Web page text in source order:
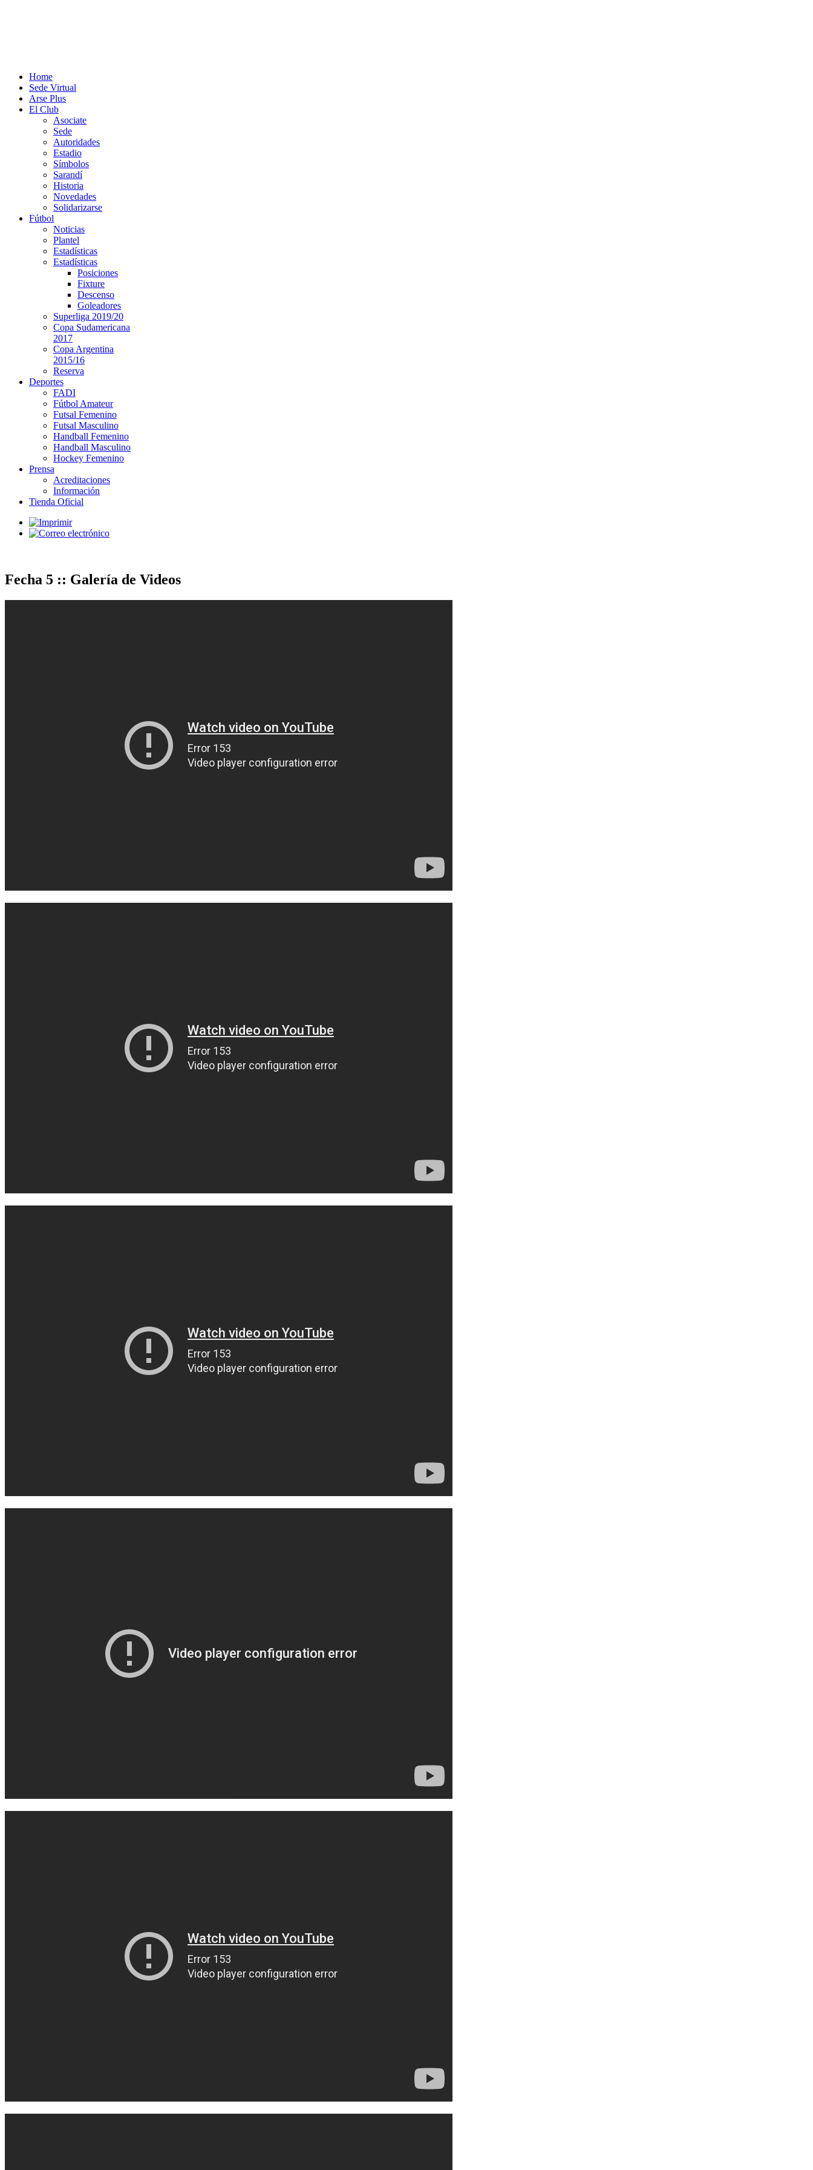
Home
Sede Virtual
Arse Plus
El Club
Asociate
Sede
Autoridades
Estadio
Símbolos
Sarandí
Historia
Novedades
Solidarizarse
Fútbol
Noticias
Plantel
Estadísticas
Estadísticas
Posiciones
Fixture
Descenso
Goleadores
Superliga 2019/20
Copa Sudamericana
2017
Copa Argentina
2015/16
Reserva
Deportes
FADI
Fútbol Amateur
Futsal Femenino
Futsal Masculino
Handball Femenino
Handball Masculino
Hockey Femenino
Prensa
Acreditaciones
Información
Tienda Oficial
Fecha 5 :: Galería de Videos